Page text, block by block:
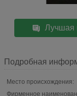
Лучшая
Подробная
Место происхождения:
Фирменное